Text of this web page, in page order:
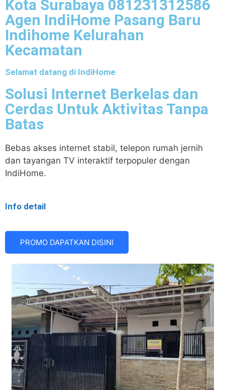
Kota Surabaya 081231312586
Agen IndiHome Pasang Baru
Indihome Kelurahan
Kecamatan
Selamat datang di IndiHome
Solusi Internet Berkelas dan
Cerdas Untuk Aktivitas Tanpa
Batas
Bebas akses internet stabil, telepon rumah jernih
dan tayangan TV interaktif terpopuler dengan
IndiHome.
Info detail
PROMO DAPATKAN DISINI